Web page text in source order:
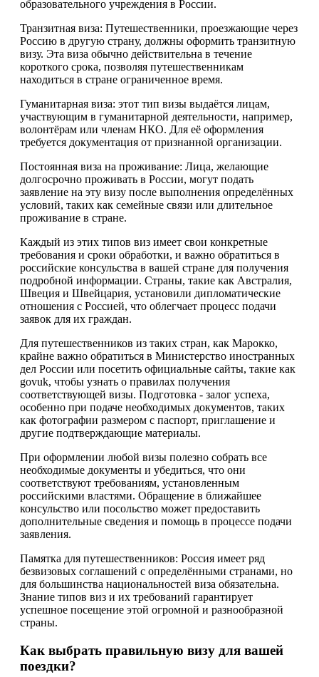
образовательного учреждения в России.
Транзитная виза: Путешественники, проезжающие через
Россию в другую страну, должны оформить транзитную
визу. Эта виза обычно действительна в течение
короткого срока, позволяя путешественникам
находиться в стране ограниченное время.
Гуманитарная виза: этот тип визы выдаётся лицам,
участвующим в гуманитарной деятельности, например,
волонтёрам или членам НКО. Для её оформления
требуется документация от признанной организации.
Постоянная виза на проживание: Лица, желающие
долгосрочно проживать в России, могут подать
заявление на эту визу после выполнения определённых
условий, таких как семейные связи или длительное
проживание в стране.
Каждый из этих типов виз имеет свои конкретные
требования и сроки обработки, и важно обратиться в
российские консульства в вашей стране для получения
подробной информации. Страны, такие как Австралия,
Швеция и Швейцария, установили дипломатические
отношения с Россией, что облегчает процесс подачи
заявок для их граждан.
Для путешественников из таких стран, как Марокко,
крайне важно обратиться в Министерство иностранных
дел России или посетить официальные сайты, такие как
govuk, чтобы узнать о правилах получения
соответствующей визы. Подготовка - залог успеха,
особенно при подаче необходимых документов, таких
как фотографии размером с паспорт, приглашение и
другие подтверждающие материалы.
При оформлении любой визы полезно собрать все
необходимые документы и убедиться, что они
соответствуют требованиям, установленным
российскими властями. Обращение в ближайшее
консульство или посольство может предоставить
дополнительные сведения и помощь в процессе подачи
заявления.
Памятка для путешественников: Россия имеет ряд
безвизовых соглашений с определёнными странами, но
для большинства национальностей виза обязательна.
Знание типов виз и их требований гарантирует
успешное посещение этой огромной и разнообразной
страны.
Как выбрать правильную визу для вашей
поездки?